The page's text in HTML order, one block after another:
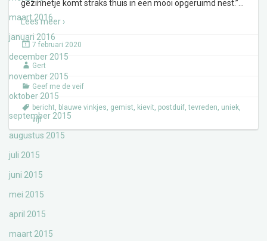
maart 2016
januari 2016
december 2015
november 2015
oktober 2015
september 2015
augustus 2015
juli 2015
juni 2015
mei 2015
april 2015
maart 2015
gezinnetje komt straks thuis in een mooi opgeruimd nest.”
Lees meer ›
7 februari 2020
Gert
Geef me de veif
bericht, blauwe vinkjes, gemist, kievit, postduif,tevreden, uniek,
vijf